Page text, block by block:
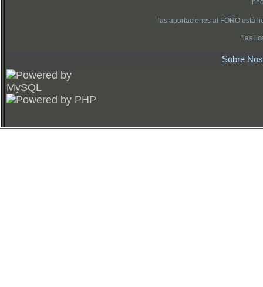
las aportaciones al FORO está
"las
Sobre